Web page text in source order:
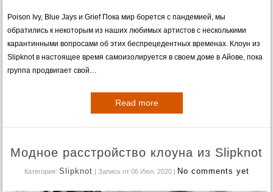
Poison Ivy, Blue Jays и Grief Пока мир борется с пандемией, мы
обратились к некоторым из наших любимых артистов с несколькими
карантинными вопросами об этих беспрецедентных временах. Клоун из
Slipknot в настоящее время самоизолируется в своем доме в Айове, пока
группа продвигает свой…
Read more
Модное расстройство клоуна из Slipknot
Категория: Slipknot | Запись от 06 Июл. 2020 | No comments yet